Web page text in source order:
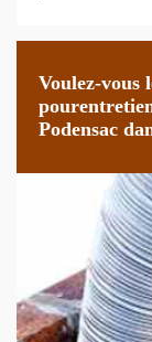
Voulez-vous
Podensac